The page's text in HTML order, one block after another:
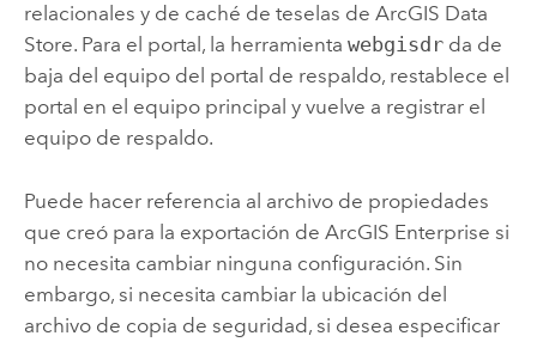
relacionales y de caché de teselas de ArcGIS Data
Store. Para el portal, la herramienta webgisdrda de
baja del equipo del portal de respaldo, restablece el
portal en el equipo principal y vuelve a registrar el
equipo de respaldo.
Puede hacer referencia al archivo de propiedades
que creó para la exportación de ArcGIS Enterprise si
no necesita cambiar ninguna configuración. Sin
embargo, si necesita cambiar la ubicación del
archivo de copia de seguridad, si desea especificar